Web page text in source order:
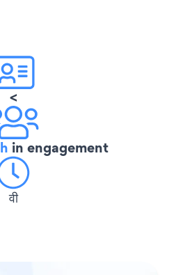
<
in engagement
वी